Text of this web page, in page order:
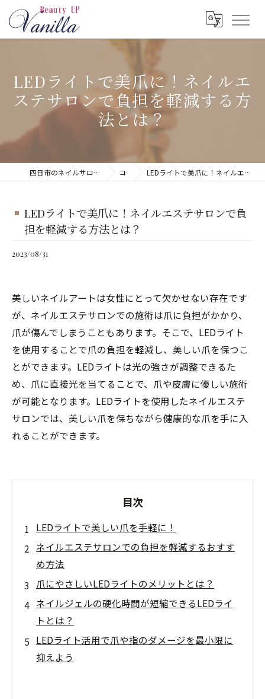
LEDライトで美爪に！ネイルエ
ステサロンで負担を軽減する方
法とは？
四日市のネイルサロンならネイルサロン Vanilla コラム LEDライトで美爪に！ネイルエステサロンで負担を軽減する方法とは？
LEDライトで美爪に！ネイルエステサロンで負
担を軽減する方法とは？
2023/08/31
美しいネイルアートは女性にとって欠かせない存在です
が、ネイルエステサロンでの施術は爪に負担がかかり、
爪が傷んでしまうこともあります。そこで、LEDライト
を使用することで爪の負担を軽減し、美しい爪を保つこ
とができます。LEDライトは光の強さが調整できるた
め、爪に直接光を当てることで、爪や皮膚に優しい施術
が可能となります。LEDライトを使用したネイルエステ
サロンでは、美しい爪を保ちながら健康的な爪を手に入
れることができます。
目次
LEDライトで美しい爪を手軽に！
ネイルエステサロンでの負担を軽減するおすす
め方法
爪にやさしいLEDライトのメリットとは？
ネイルジェルの硬化時間が短縮できるLEDライ
トとは？
LEDライト活用で爪や指のダメージを最小限に
抑えよう